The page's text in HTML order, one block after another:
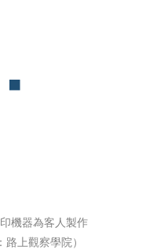
機器為客人製作
上觀察學院）